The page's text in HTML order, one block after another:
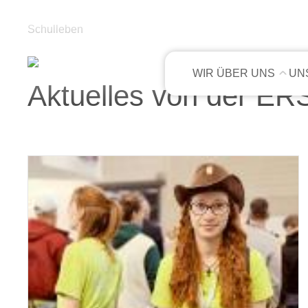
Schulleben
Aktuelles von der
WIR ÜBER UNS